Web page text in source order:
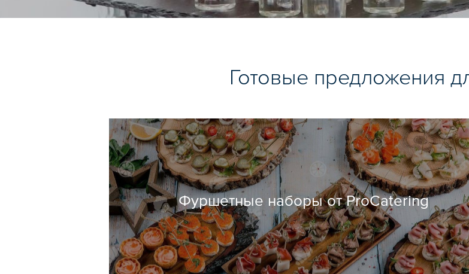
Готовые предложения
Фуршетные наборы от ProCatering